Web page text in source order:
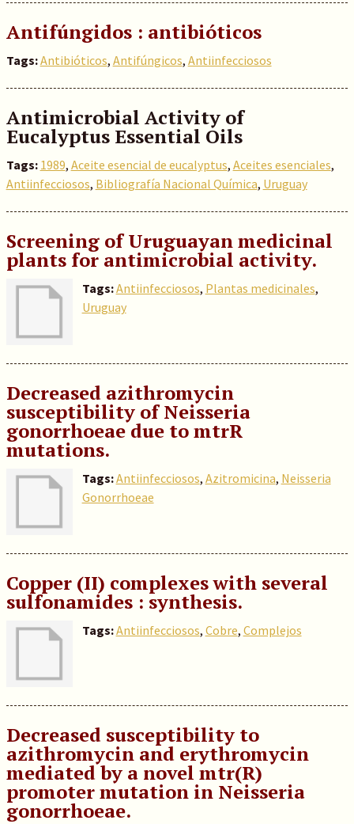
Antifúngidos : antibióticos
Tags:Antibióticos, Antifúngicos, Antiinfecciosos
Antimicrobial Activity of
Eucalyptus Essential Oils
Tags: 1989, Aceite esencial de eucalyptus, Aceites esenciales,
Antiinfecciosos, Bibliografía Nacional Química, Uruguay
Screening of Uruguayan medicinal
plants for antimicrobial activity.
Tags:Antiinfecciosos, Plantas medicinales,
Uruguay
Decreased azithromycin
susceptibility of Neisseria
gonorrhoeae due to mtrR
mutations.
Tags:Antiinfecciosos, Azitromicina, Neisseria
Gonorrhoeae
Copper (II) complexes with several
sulfonamides : synthesis.
Tags:Antiinfecciosos, Cobre, Complejos
Decreased susceptibility to
azithromycin and erythromycin
mediated by a novel mtr(R)
promoter mutation in Neisseria
gonorrhoeae.